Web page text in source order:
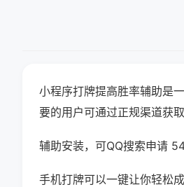
小程序打牌提高胜率辅助是
要的用户可通过正规渠道获取
辅助安装，可QQ搜索申请
手机打牌可以一键让你轻松